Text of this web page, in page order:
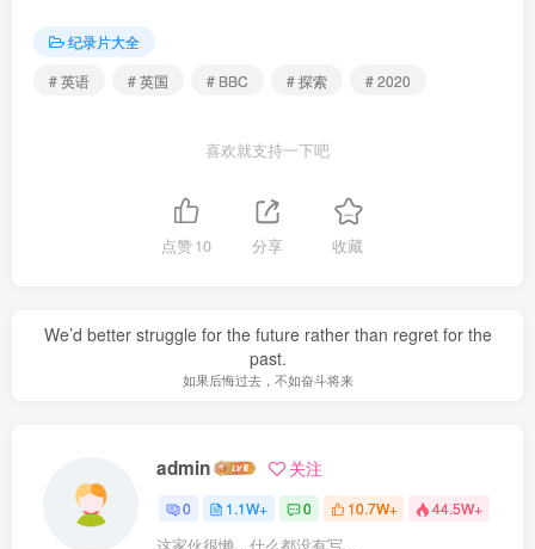
纪录片大全
# 英语
# 英国 # BBC # 探索 # 2020
喜欢就支持一下吧
点赞10 分享 收藏
We’d better struggle for the future rather than regret for the
past.
如果后悔过去，不如奋斗将来
admin 关注
0 1.1W+ 0 10.7W+ 44.5W+